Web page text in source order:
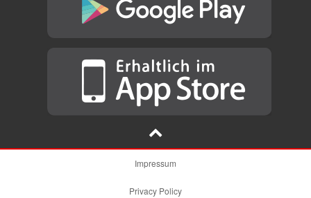
Impressum
Privacy Policy